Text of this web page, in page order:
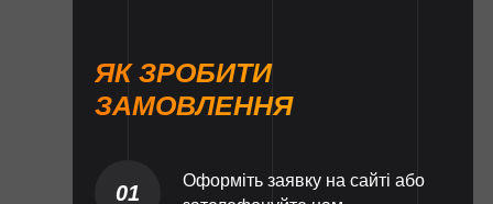
ЯК ЗРОБИТИ
ЗАМОВЛЕННЯ
01
Оформіть заявку на сайті або